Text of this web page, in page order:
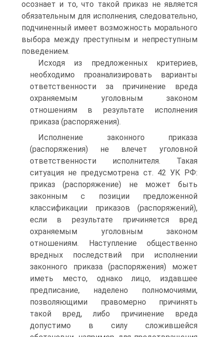
осознает и то, что такой приказ не является
обязательным для исполнения, следовательно,
подчиненный имеет возможность морального
выбора между преступным и непреступным
поведением.
Исходя из предложенных критериев,
необходимо проанализировать варианты
ответственности за причинение вреда
охраняемым уголовным законом
отношениям в результате исполнения
приказа (распоряжения).
Исполнение законного приказа
(распоряжения) не влечет уголовной
ответственности исполнителя. Такая
ситуация не предусмотрена ст. 42 УК РФ:
приказ (распоряжение) не может быть
законным с позиции предложенной
классификации приказов (распоряжений),
если в результате причиняется вред
охраняемым уголовным законом
отношениям. Наступление общественно
вредных последствий при исполнении
законного приказа (распоряжения) может
иметь место, однако лицо, издавшее
предписание, наделено полномочиями,
позволяющими правомерно причинять
такой вред, либо причинение вреда
допустимо в силу сложившейся